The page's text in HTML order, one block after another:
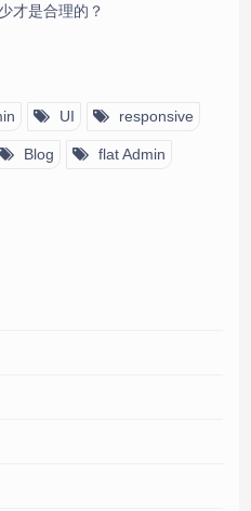
才是合理的？
UI responsive
Blog flat Admin